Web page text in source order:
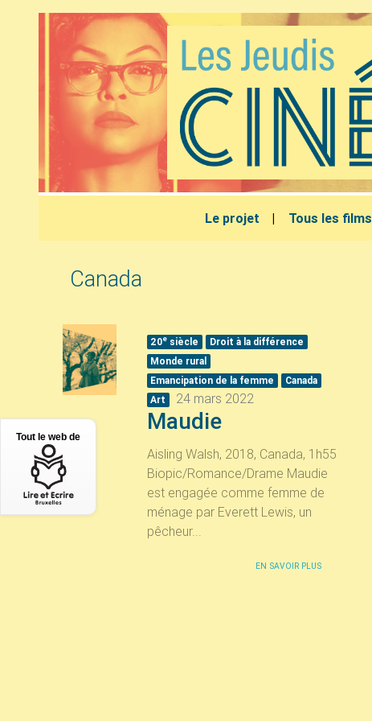
Le projet Tous les films
Canada
20e siècle
Droit à la différence
Monde rural
Emancipation de la femme
Canada
Art
24 mars 2022
Maudie
Aisling Walsh, 2018, Canada, 1h55
Biopic/Romance/Drame Maudie
est engagée comme femme de
ménage par Everett Lewis, un
pêcheur...
EN SAVOIR PLUS
Tout le web de